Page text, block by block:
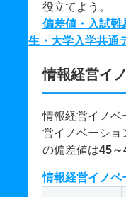
役立てよう。
偏差値・入試難
生・大学入学共通
情報経営イ
情報経営イノベ
営イノベーショ
の偏差値は45～
情報経営イノベ